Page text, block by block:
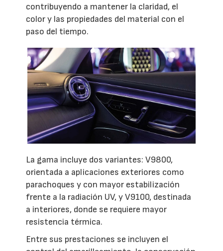
contribuyendo a mantener la claridad, el
color y las propiedades del material con el
paso del tiempo.
La gama incluye dos variantes: V9800,
orientada a aplicaciones exteriores como
parachoques y con mayor estabilización
frente a la radiación UV, y V9100, destinada
a interiores, donde se requiere mayor
resistencia térmica.
Entre sus prestaciones se incluyen el